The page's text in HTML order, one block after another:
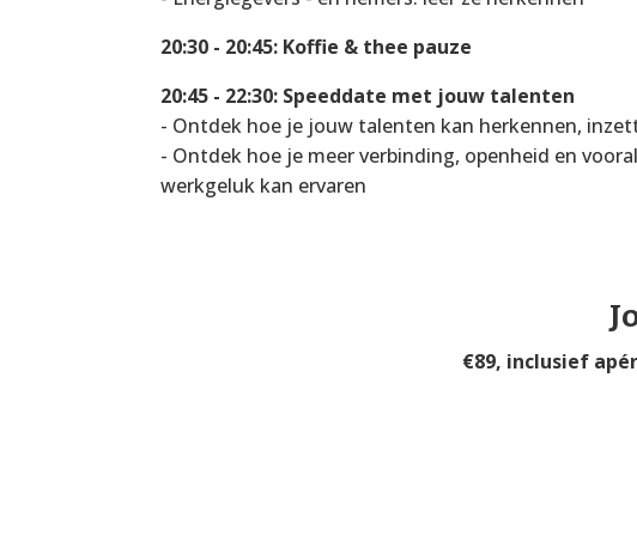
20:30 - 20:45: Koffie & thee pauze
20:45 - 22:30: Speeddate met jouw talenten
- Ontdek hoe je jouw talenten kan herkennen,
- Ontdek hoe je meer verbinding, openheid en
werkgeluk kan ervaren
€89, inclusief